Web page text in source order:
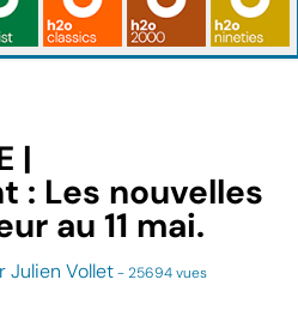
|
: Les nouvelles
au 11 mai.
Julien Vollet- 25694 vues